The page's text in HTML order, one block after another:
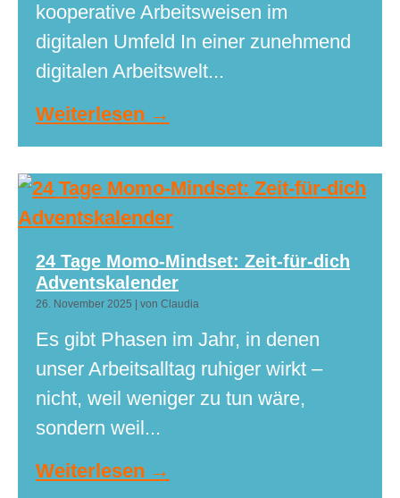
kooperative Arbeitsweisen im
digitalen Umfeld In einer zunehmend
digitalen Arbeitswelt...
Weiterlesen →
24 Tage Momo-Mindset: Zeit-für-dich
Adventskalender
26. November 2025 von Claudia
Es gibt Phasen im Jahr, in denen
unser Arbeitsalltag ruhiger wirkt –
nicht, weil weniger zu tun wäre,
sondern weil...
Weiterlesen →